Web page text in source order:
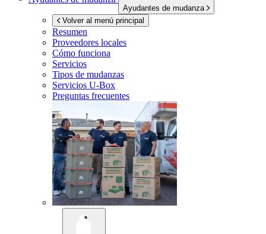
Ayudantes de mudanza
Volver al menú principal
Resumen
Proveedores locales
Cómo funciona
Servicios
Tipos de mudanzas
Servicios U-Box
Preguntas frecuentes